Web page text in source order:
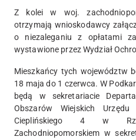
Z kolei w woj.
otrzymają wnioskodawcy
o niezaleganiu z opłatami
wystawione przez Wydział
Mieszkańcy tych województw
18 maja do 1 czerwca. W
będą w sekretariacie
Obszarów Wiejskich
Cieplińskiego 4 w
Zachodniopomorskiem w